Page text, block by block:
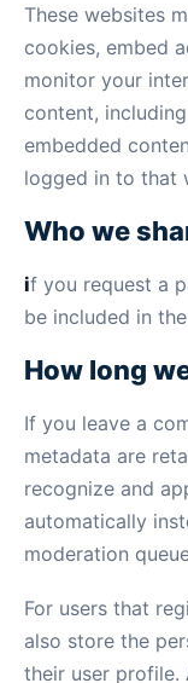
These websites
cookies, embed
monitor your
content,
embedded
logged in to that
Who we
if you request a
be included in
How long
If you leave a
metadata are
recognize and
automatically
moderation
For users that
also store the
their user profile.